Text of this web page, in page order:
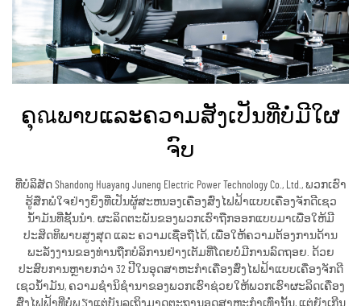
ຄຸณພາບແລະຄວາມສັງເປັນທີ່ບໍ່ມີໃຜ
ຈົບ
ທີ່ບໍລິສັດ Shandong Huayang Juneng Electric Power Technology Co., Ltd., ພວກເຮົາ
ຮູ້ສຶກພໍໃຈຢ່າງຍິ່ງທີ່ເປັນຜູ້ສະຫນອງເຄື່ອງສົ່ງໄຟຟ້າແບບເຄື່ອງຈັກດີເຊວ
ນໍ້າມັນທີ່ຊັ້ນນຳ. ຜະລິດຕະພັນຂອງພວກເຮົາຖືກອອກແບບມາເພື່ອໃຫ້ມີ
ປະສິດທິພາບສູງສຸດ ແລະ ຄວາມເຊື່ອຖືໄດ້, ເພື່ອໃຫ້ຄວາມຕ້ອງການດ້ານ
ພະລັງງານຂອງທ່ານຖືກບໍລິການຢ່າງເຕັມທີ່ໂດຍບໍ່ມີການລົດຖອຍ. ດ້ວຍ
ປະສົບການຫຼາຍກວ່າ 32 ປີໃນອຸດສາຫະກຳເຄື່ອງສົ່ງໄຟຟ້າແບບເຄື່ອງຈັກດີ
ເຊວນໍ້າມັນ, ຄວາມຊຳນິຊຳນາຂອງພວກເຮົາຊ່ວຍໃຫ້ພວກເຮົາຜະລິດເຄື່ອງ
ສົ່ງໄຟຟ້າທີ່ບໍ່ພຽງແຕ່ບັນລຸເຖິງມາດຕະຖານອຸດສາຫະກຳເທົ່ານັ້ນ, ແຕ່ຍັງເກີນ